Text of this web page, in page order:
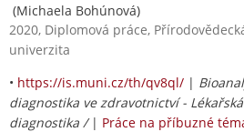
(Michaela Bohúnová)
2020, Diplomová práce,
univerzita
• https://is.muni.cz/th/qv8ql/ |
diagnostika ve zdravotnictví -
diagnostika / | Práce na příbuzné